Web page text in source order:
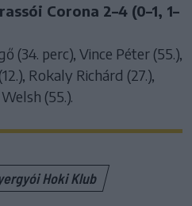
Corona 2–4 (0–1, 1–
(34. perc), Vince Péter (55.),
Rokaly Richárd (27.),
(55.).
Hoki Klub